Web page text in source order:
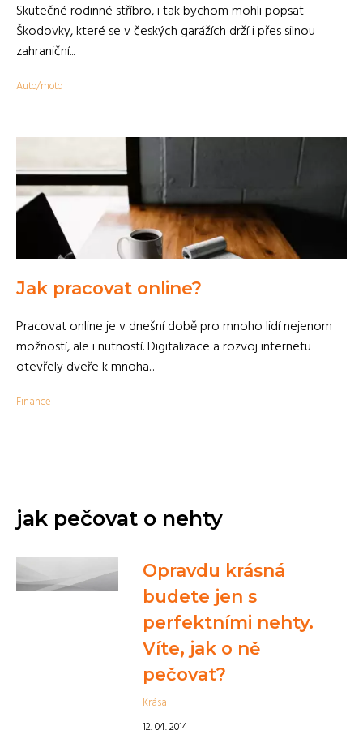
Skutečné rodinné stříbro, i tak bychom mohli popsat
Škodovky, které se v českých garážích drží i přes silnou
zahraniční...
Auto/moto
Jak pracovat online?
Pracovat online je v dnešní době pro mnoho lidí nejenom
možností, ale i nutností. Digitalizace a rozvoj internetu
otevřely dveře k mnoha...
Finance
jak pečovat o nehty
Opravdu krásná
budete jen s
perfektními nehty.
Víte, jak o ně
pečovat?
Krása
12. 04. 2014